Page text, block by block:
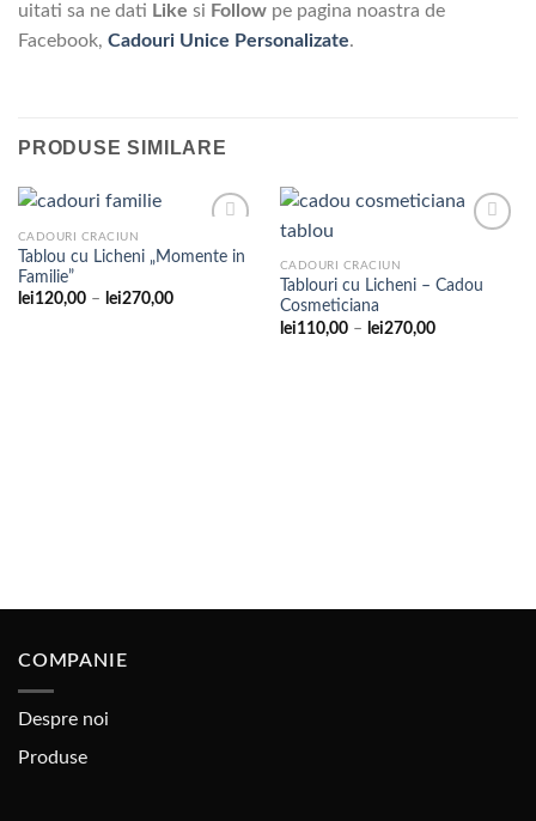
uitati sa ne dati Like si Follow pe pagina noastra de
Facebook, Cadouri Unice Personalizate.
PRODUSE SIMILARE
CADOURI CRACIUN
Tablou cu Licheni „Momente in
Familie”
lei120,00 – lei270,00Interval
Adaugare
CADOURI CRACIUN
Tablouri cu Licheni – Cadou
Cosmeticiana
lei110,00 – lei270,00Interval
COMPANIE
Despre noi
Produse